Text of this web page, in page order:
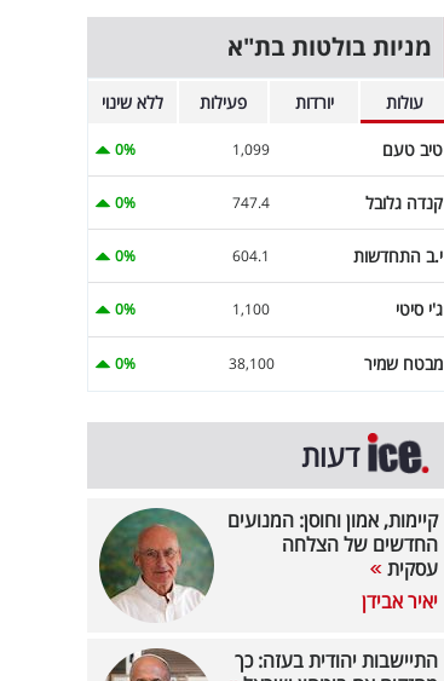
מניות בולטות בת"א
עולות יורדות פעילות ללא שינוי
טיב טעם 1,099
0%
קנדה גלובל 747.4
0%
י.ב התחדשות 604.1
0%
ג'י סיטי 1,100
0%
מבטח שמיר 38,100
0%
דעות
קיימות, אמון וחוסן: המנועים
החדשים של הצלחה
עסקית
יאיר אבידן
התיישבות יהודית בעזה: כך